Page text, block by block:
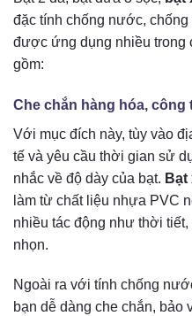
đặc tính chống nước,
được ứng dụng nhiều trong
gồm:
Che chắn hàng hóa, công
Với mục đích này, tùy vào
tế và yêu cầu thời gian sử
nhắc về độ dày của bạt. Bạt
làm từ chất liệu nhựa PVC
nhiều tác động như thời
nhọn.
Ngoài ra với tính chống
bạn dễ dàng che chắn, bảo